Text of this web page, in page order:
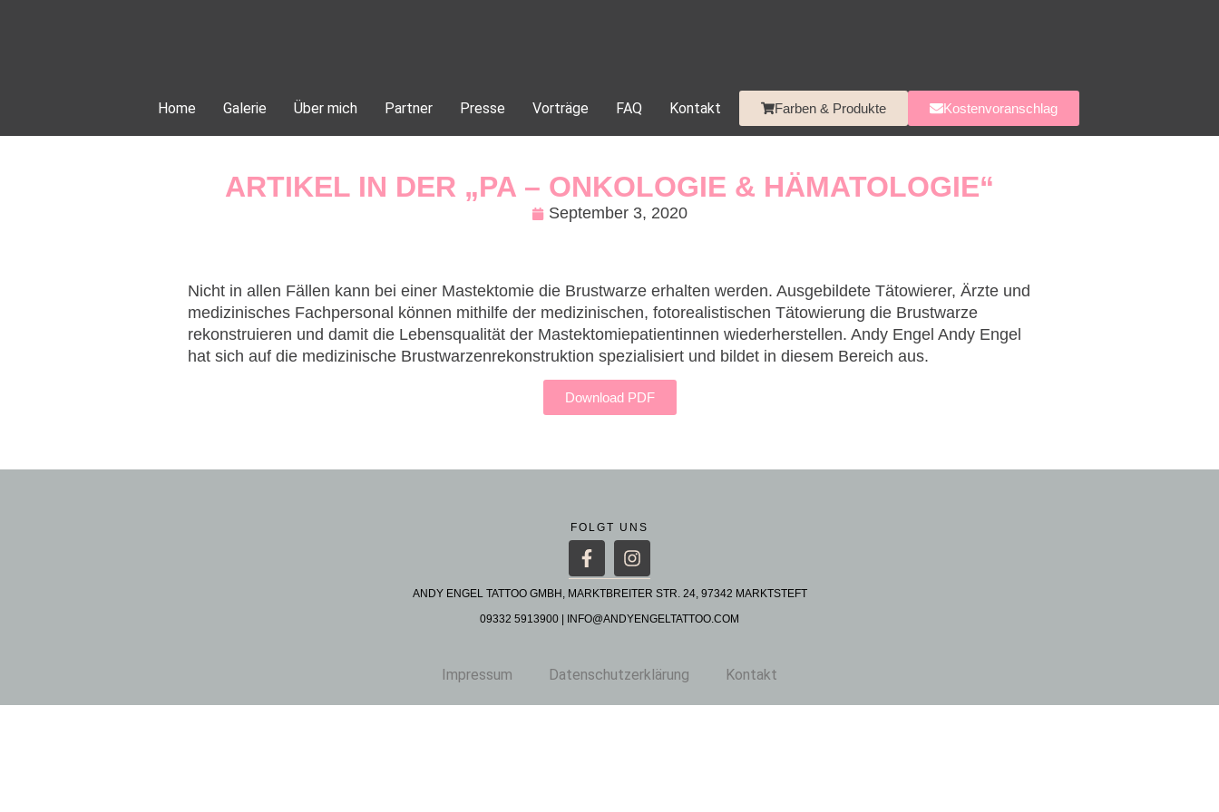
Home Galerie Über mich Partner Presse Vorträge FAQ Kontakt Farben & Produkte Kostenvoranschlag
ARTIKEL IN DER „PA – ONKOLOGIE & HÄMATOLOGIE“
September 3, 2020
Nicht in allen Fällen kann bei einer Mastektomie die Brustwarze erhalten werden. Ausgebildete Tätowierer, Ärzte und
medizinisches Fachpersonal können mithilfe der medizinischen, fotorealistischen Tätowierung die Brustwarze
rekonstruieren und damit die Lebensqualität der Mastektomiepatientinnen wiederherstellen. Andy Engel Andy Engel
hat sich auf die medizinische Brustwarzenrekonstruktion spezialisiert und bildet in diesem Bereich aus.
Download PDF
FOLGT UNS
ANDY ENGEL TATTOO GMBH, MARKTBREITER STR. 24, 97342 MARKTSTEFT
09332 5913900
INFO@ANDYENGELTATTOO.COM
Impressum Datenschutzerklärung Kontakt